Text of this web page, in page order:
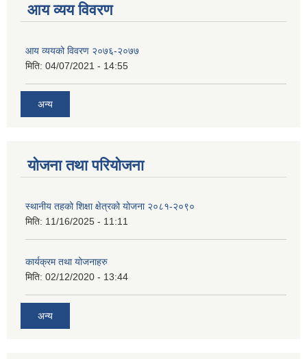
आय व्यय विवरण
आय व्ययको विवरण २०७६-२०७७
मिति: 04/07/2021 - 14:55
अन्य
योजना तथा परियोजना
स्थानीय तहको शिक्षा क्षेत्रको योजना २०८१-२०९०
मिति: 11/16/2025 - 11:11
कार्यक्रम तथा योजनाहरु
मिति: 02/12/2020 - 13:44
अन्य